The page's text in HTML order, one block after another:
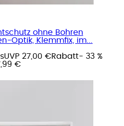
ohne Bohren
Optik, Klemmfix, im...
UVP 27,00 €Rabatt- 33 %
€